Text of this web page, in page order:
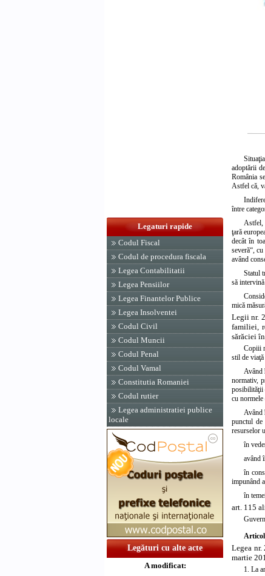
Legaturi rapide
Codul Fiscal
Codul de procedura fiscala
Legea Contabilitatii
Legea Pensiilor
Legea Finantelor Publice
Legea Insolventei
Codul Civil
Codul Muncii
Codul Penal
Codul Vamal
Constitutia Romaniei
Codul rutier
Legea administratiei publice
locale
Legături cu alte acte
A modificat:
adoptării
România
Astfel că,
între
Astfel,
ţară
decât în
severă“,
având
Statul
să
mică
Legii nr.
familiei,
sărăciei
Copiii
stil de viaţă
Având
normativ,
posibilităţii
cu normele
Având
punctul
resurselor
în
având
în
impunând
în
art. 115
Legea
martie
1. La